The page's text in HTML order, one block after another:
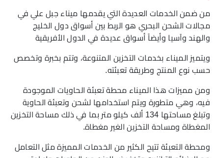
من ضمن الخدمات العديدة التي يقدمها ميناء جبل علي في
مجالات الشحن البحري هو الربط بين أسواق دول الخليج
والهند وآسيا وأيضاً أسواق عديدة في الدول الأفريقية
ويتميز الميناء بخدمات التخزين المتنوعة، وتتم بخبرة وتخصص
حسب نوع المنتج وطريقة تعبئته.
ومن مميزات هذا الميناء محطة تعبئة الحاويات الموجودة
فيه، وهي متطورة ويتم استخدامها لشحن وتعبئة الحاوية
وتبلغ مساحتها 134 ألف كيلو متر بما في ذلك مساحة التخزين
المغطاة ومساحة التخزين الغير مغطاة.
ومحطة التعبئة تتيح الكثير من الخدمات المميزة مثل التعامل